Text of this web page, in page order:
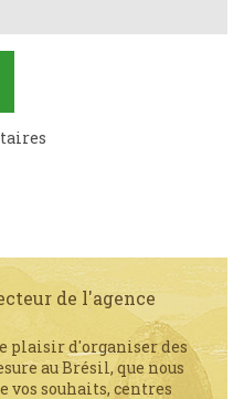
de l'agence
plaisir d'organiser des
au Brésil, que nous
vos souhaits, centres